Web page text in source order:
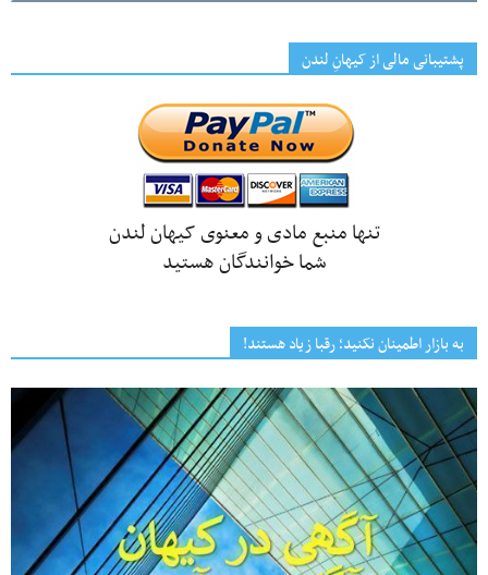
پشتیبانی مالی از کیهانِ لندن
تنها منبع مادی و معنوی کیهان لندن
شما خوانندگان هستید
به بازار اطمینان نکنید؛ رقبا زیاد هستند!